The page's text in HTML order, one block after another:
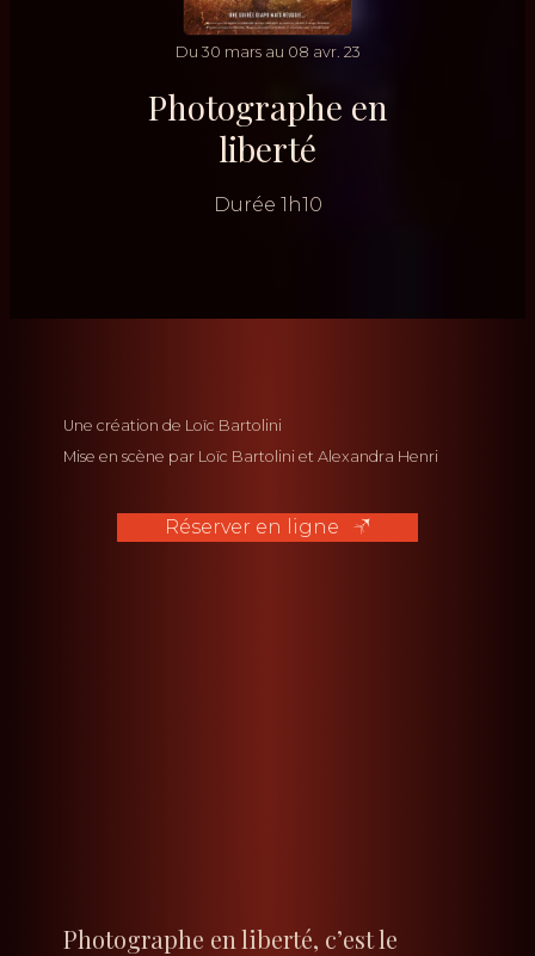
Du 30 mars au 08 avr. 23
Photographe en
liberté
Durée 1h10
Une création de Loïc Bartolini
Mise en scène par Loïc Bartolini et Alexandra Henri
Réserver en ligne
Photographe en liberté, c’est le